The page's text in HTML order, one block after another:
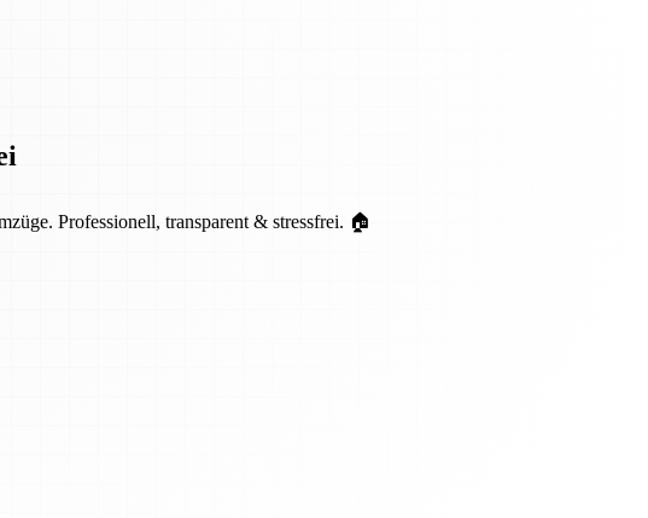
Professionell, transparent & stressfrei. 🏠